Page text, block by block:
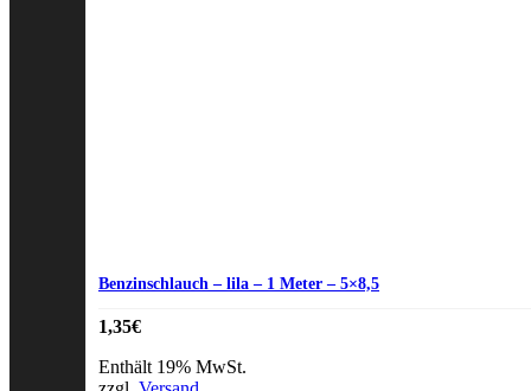
Benzinschlauch – lila – 1 Meter – 5×8,5
1,35€
Enthält 19% MwSt.